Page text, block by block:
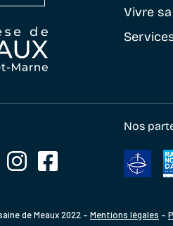
Vivre
Nos
de Meaux 2022 – Mentions légales –